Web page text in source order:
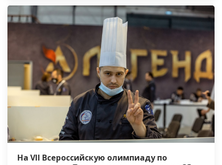
На VII Всероссийскую олимпиаду по